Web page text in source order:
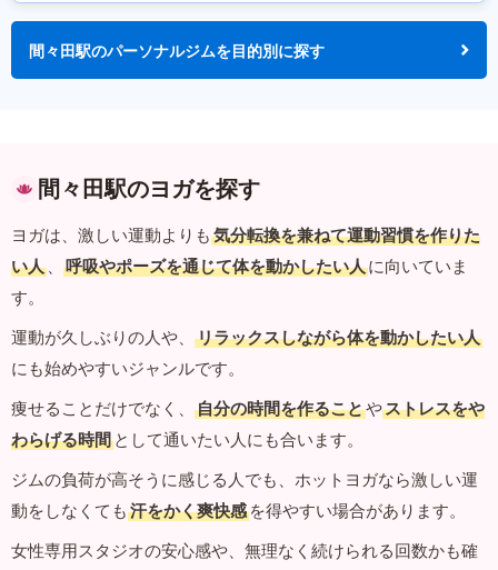
間々田駅のパーソナルジムを目的別に探す
間々田駅のヨガを探す
ヨガは、激しい運動よりも 気分転換を兼ねて運動習慣を作りた
い人 、 呼吸やポーズを通じて体を動かしたい人に向いていま
す。
運動が久しぶりの人や、
リラックスしながら体を動かしたい人
にも始めやすいジャンルです。
痩せることだけでなく、
自分の時間を作ることやストレスをや
わらげる時間 として通いたい人にも合います。
ジムの負荷が高そうに感じる人でも、ホットヨガなら激しい運
動をしなくても 汗をかく爽快感 を得やすい場合があります。
女性専用スタジオの安心感や、無理なく続けられる回数かも確